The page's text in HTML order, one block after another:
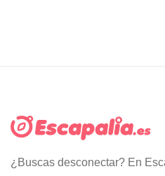
¿Buscas desconectar? En